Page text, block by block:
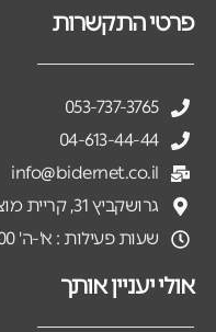
פרטי התקשרות
053-737-3765
04-613-44-44
info@bidernet.co.il
גרושקביץ 31, קריית מוצקין
שעות פעילות : א'-ה' 9:00 - 18:00
אולי יעניין אותך